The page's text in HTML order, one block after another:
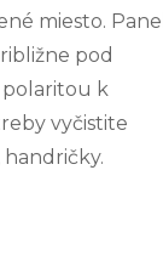
miesto. Panel
pod
polaritou k
vyčistite